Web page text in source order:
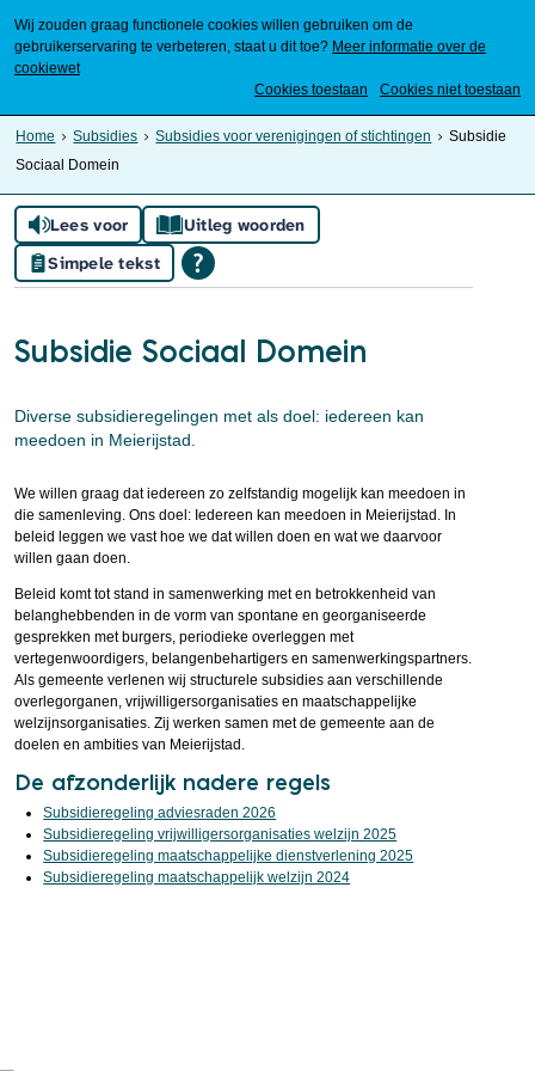
Wij zouden graag functionele cookies willen gebruiken om de
gebruikerservaring te verbeteren, staat u dit toe? Meer informatie over de
cookiewet
Cookies toestaan
Cookies niet toestaan
Home Subsidies Subsidies voor verenigingen of stichtingen
Subsidie
Sociaal Domein
Lees voor
Uitleg woorden
Simpele tekst
Subsidie Sociaal Domein
Diverse subsidieregelingen met als doel: iedereen kan
meedoen in Meierijstad.
We willen graag dat iedereen zo zelfstandig moge­lijk kan meedoen in
die samenleving. Ons doel: Iedereen kan meedoen in Meierijstad. In
beleid leggen we vast hoe we dat willen doen en wat we daarvoor
willen gaan doen.
Beleid komt tot stand in samenwerking met en betrokken­heid van
belanghebbenden in de vorm van spontane en georganiseerde
gesprekken met burgers, periodieke overleggen met
vertegenwoordigers, belangenbehartigers en samenwerkingspartners.
Als gemeente verlenen wij structurele subsidies aan verschillende
overlegorganen, vrijwilligersorganisaties en maatschappelijke
welzijnsorganisaties. Zij werken samen met de gemeente aan de
doelen en ambities van Meierijstad.
De afzonderlijk nadere regels
Subsidieregeling adviesraden 2026
Subsidieregeling vrijwilligersorganisaties welzijn 2025
Subsidieregeling maatschappelijke dienstverlening 2025
Subsidieregeling maatschappelijk welzijn 2024